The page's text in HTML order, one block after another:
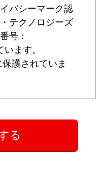
バシーマーク認
テクノロジーズ
号：
ます。
護されていま